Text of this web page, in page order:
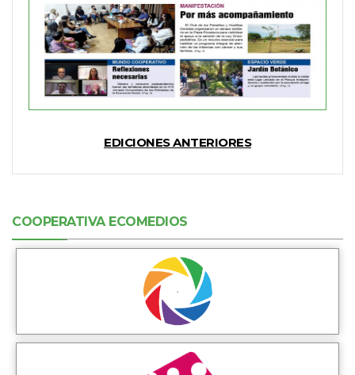
EDICIONES ANTERIORES
COOPERATIVA ECOMEDIOS